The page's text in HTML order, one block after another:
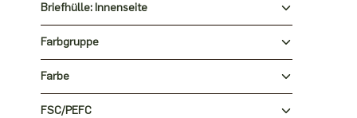
Briefhülle: Innenseite
Farbgruppe
Farbe
FSC/PEFC